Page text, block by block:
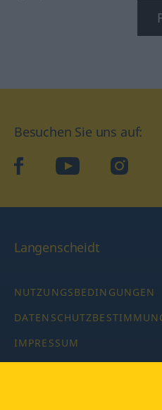
Besuchen Sie uns auf:
facebookYouTube
Langenscheidt
NUTZUNGSBEDINGUNGEN
IMPRESSUM